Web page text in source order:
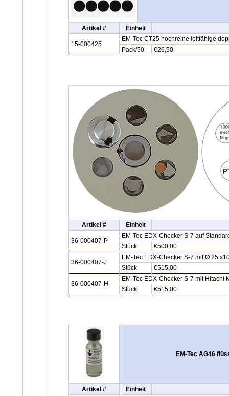
Artikel # Einheit
15-000425
EM-Tec CT25 hochreine leitfähige
Pack/50
€26,50
Artikel # Einheit
36-000407-P
EM-Tec EDX-Checker S-7 auf
Stück
€500,00
36-000407-J
EM-Tec EDX-Checker S-7 mit Ø 25
Stück
€515,00
36-000407-H
EM-Tec EDX-Checker S-7 mit Hitachi
Stück
€515,00
EM-Tec AG46
Artikel # Einheit